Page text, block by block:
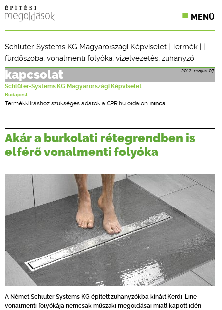
MENÜ
SZAKLAPOK
CPR TERMÉKKIÍRÁS
ÉPÍTÉSI JOG
ONLINE KÉPZÉSEK
TERVEZÉSI SEGÉDLETEK
Schlüter-Systems KG Magyarországi Képviselet | Termék | |
fürdőszoba, vonalmenti folyóka, vízelvezetés, zuhanyzó
2012. május 07.
kapcsolat
Schlüter-Systems KG Magyarországi Képviselet
Budapest
Termékkiíráshoz szükséges adatok a CPR.hu oldalon: nincs
Akár a burkolati rétegrendben is
elférő vonalmenti folyóka
A Német Schlüter-Systems KG épített zuhanyzókba kínált Kerdi-Line
vonalmenti folyókája nemcsak műszaki megoldásai miatt kapott idén